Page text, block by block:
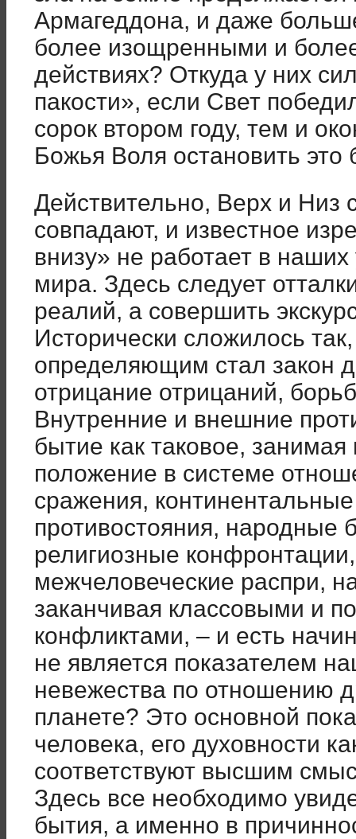
Армагеддона, и даже
более изощренными и
действиях? Откуда у них
пакости», если Свет
сорок втором году, тем и
Божья Воля остановить это
Действительно, Верх и Низ
совпадают, и известное
внизу» не работает в
мира. Здесь следует
реалий, а совершить
Исторически сложилось
определяющим стал закон
отрицание отрицаний,
Внутренние и внешние
бытие как таковое,
положение в системе
сражения,
противостояния, народные
религиозные
межчеловеческие распри,
заканчивая классовыми и
конфликтами, – и есть
не является показателем
невежества по отношению
планете? Это основной
человека, его духовности
соответствуют высшим
Здесь все необходимо
бытия, а именно в